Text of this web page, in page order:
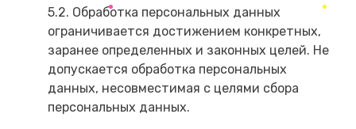
5.2. Обработка персональных данных
ограничивается достижением конкретных,
заранее определенных и законных целей. Не
допускается обработка персональных
данных, несовместимая с целями сбора
персональных данных.